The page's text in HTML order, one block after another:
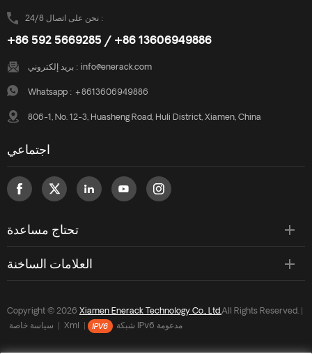
نحن على اتصال 24/8 :
+86 592 5669285 / +86 13606949886
بريد إلكتروني : info@enerack.com
Whatsapp : +8613606949886
806-1, No. 12-3, Huasheng Road, Huli District, Xiamen, China
اجتماعي
تحتاج مساعدة
العلامات الساخنة
Copyright © 2026 Xiamen Enerack Technology Co., Ltd.All Rights Reserved. |
سياسة خاصة
Xml شبكة IPv6 مدعومة